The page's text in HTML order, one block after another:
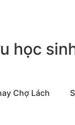
học
Chợ Lách